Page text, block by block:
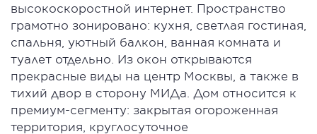
высокоскоростной интернет. Пространство
грамотно зонировано: кухня, светлая гостиная,
спальня, уютный балкон, ванная комната и
туалет отдельно. Из окон открываются
прекрасные виды на центр Москвы, а также в
тихий двор в сторону МИДа. Дом относится к
премиум-сегменту: закрытая огороженная
территория, круглосуточное